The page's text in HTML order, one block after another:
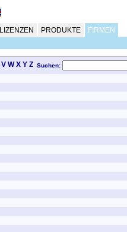
LIZENZEN PRODUKTE FIRMEN
V W X Y Z Suchen: